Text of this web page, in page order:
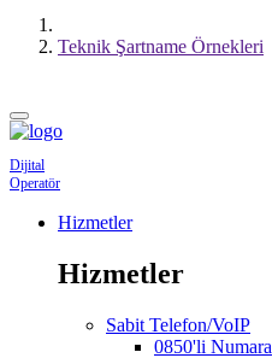
Teknik Şartname Örnekleri
Dijital
Operatör
Hizmetler
Hizmetler
Sabit Telefon/VoIP
0850'li Numara